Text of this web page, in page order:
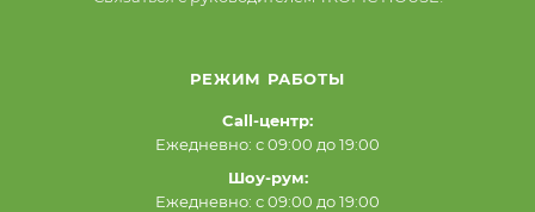
РЕЖИМ РАБОТЫ
Call-центр:
Ежедневно: с 09:00 до 19:00
Шоу-рум:
Ежедневно: с 09:00 до 19:00